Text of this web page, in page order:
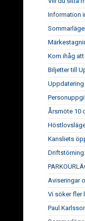
Information
Kom ihåg
Biljetter till
Årsmöte 10
Kansliets
Aviseringar
Vi söker fler
Paul